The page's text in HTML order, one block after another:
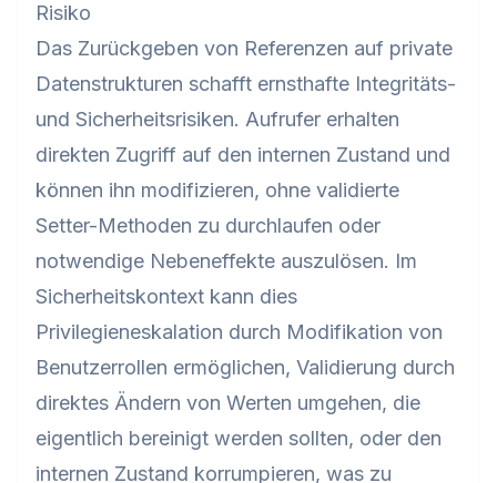
Risiko
Das Zurückgeben von Referenzen auf private
Datenstrukturen schafft ernsthafte Integritäts-
und Sicherheitsrisiken. Aufrufer erhalten
direkten Zugriff auf den internen Zustand und
können ihn modifizieren, ohne validierte
Setter-Methoden zu durchlaufen oder
notwendige Nebeneffekte auszulösen. Im
Sicherheitskontext kann dies
Privilegieneskalation durch Modifikation von
Benutzerrollen ermöglichen, Validierung durch
direktes Ändern von Werten umgehen, die
eigentlich bereinigt werden sollten, oder den
internen Zustand korrumpieren, was zu